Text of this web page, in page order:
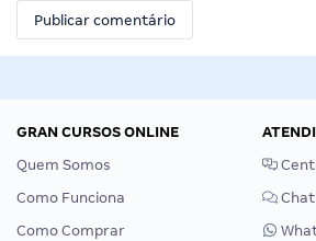
GRAN CURSOS ONLINE
Quem Somos
Como Funciona
Como Comprar
Chat